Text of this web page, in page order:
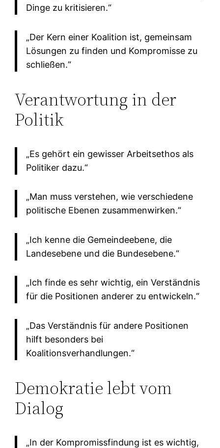
Dinge zu kritisieren.“
„Der Kern einer Koalition ist, gemeinsam
Lösungen zu finden und Kompromisse zu
schließen.“
Verantwortung in der
Politik
„Es gehört ein gewisser Arbeitsethos als
Politiker dazu.“
„Man muss verstehen, wie verschiedene
politische Ebenen zusammenwirken.“
„Ich kenne die Gemeindeebene, die
Landesebene und die Bundesebene.“
„Ich finde es sehr wichtig, ein Verständnis
für die Positionen anderer zu entwickeln.“
„Das Verständnis für andere Positionen
hilft besonders bei
Koalitionsverhandlungen.“
Demokratie lebt vom
Dialog
„In der Kompromissfindung ist es wichtig,